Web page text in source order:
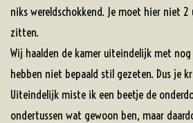
niks wereldschokkend. Je moet hier niet
zitten.
Wij haalden de kamer uiteindelijk met
hebben niet bepaald stil gezeten. Dus je
Uiteindelijk miste ik een beetje de
ondertussen wat gewoon ben, maar